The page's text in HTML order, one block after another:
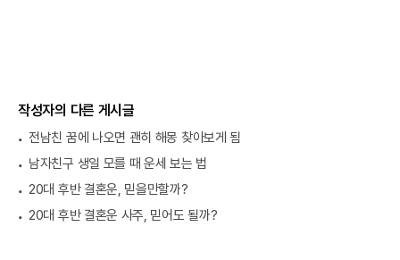
작성자의 다른 게시글
전남친 꿈에 나오면 괜히 해몽 찾아보게 됨
남자친구 생일 모를 때 운세 보는 법
20대 후반 결혼운, 믿을만할까?
20대 후반 결혼운 사주, 믿어도 될까?